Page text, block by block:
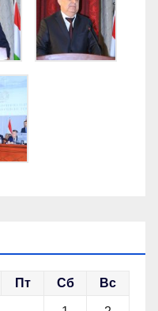
Пт Сб Вс